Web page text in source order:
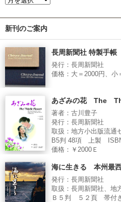
新刊のご案内
長周新聞社 特製手帳
発行：長周新聞社
価格：大＝2000円、小
あざみの花 The
著者：古川豊子
発行：長周新聞社
取扱：地方小出版流通
B5判 48項 上製 ISBN
価格：￥2000Ｅ
海に生きる 本州最
発行：長周新聞社
取扱：長周新聞社、地
Ｂ５判 ５２頁 帯付